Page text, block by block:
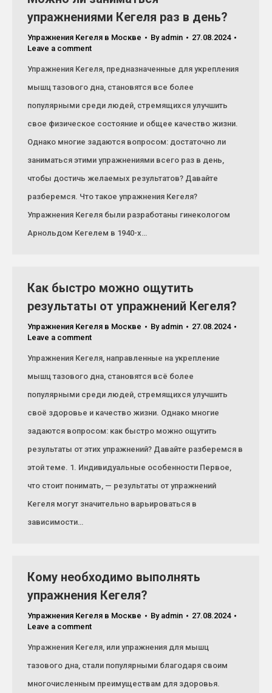
упражнениями Кегеля раз в день?
Упражнения Кегеля в Москве By admin
27.08.2024
Leave a comment
Упражнения Кегеля, предназначенные для укрепления
мышц тазового дна, становятся все более
популярными среди людей, стремящихся улучшить
свое физическое состояние и общее качество жизни.
Однако многие задаются вопросом: достаточно ли
заниматься этими упражнениями всего раз в день,
чтобы достичь желаемых результатов? Давайте
разберемся. Что такое упражнения Кегеля?
Упражнения Кегеля были разработаны гинекологом
Арнольдом Кегелем в 1940-х…
Как быстро можно ощутить
результаты от упражнений Кегеля?
Упражнения Кегеля в Москве By admin
27.08.2024
Leave a comment
Упражнения Кегеля, направленные на укрепление
мышц тазового дна, становятся всё более
популярными среди людей, стремящихся улучшить
своё здоровье и качество жизни. Однако многие
задаются вопросом: как быстро можно ощутить
результаты от этих упражнений? Давайте разберемся в
этой теме. 1. Индивидуальные особенности Первое,
что стоит понимать, — результаты от упражнений
Кегеля могут значительно варьироваться в
зависимости…
Кому необходимо выполнять
упражнения Кегеля?
Упражнения Кегеля в Москве By admin
27.08.2024
Leave a comment
Упражнения Кегеля, или упражнения для мышц
тазового дна, стали популярными благодаря своим
многочисленным преимуществам для здоровья.